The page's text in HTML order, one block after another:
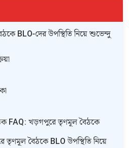
BLO-দের উপস্থিতি নিয়ে শুভেন্দু
FAQ: খড়গপুরে তৃণমূল বৈঠকে
তৃণমূল বৈঠকে BLO উপস্থিতি নিয়ে